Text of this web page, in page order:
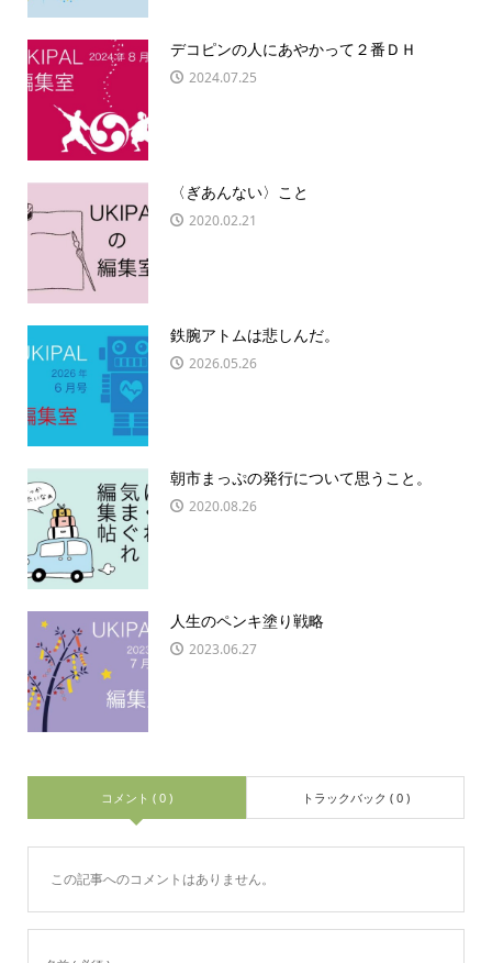
デコピンの人にあやかって２番ＤＨ
2024.07.25
〈ぎあんない〉こと
2020.02.21
鉄腕アトムは悲しんだ。
2026.05.26
朝市まっぷの発行について思うこと。
2020.08.26
人生のペンキ塗り戦略
2023.06.27
コメント ( 0 ) トラックバック ( 0 )
この記事へのコメントはありません。